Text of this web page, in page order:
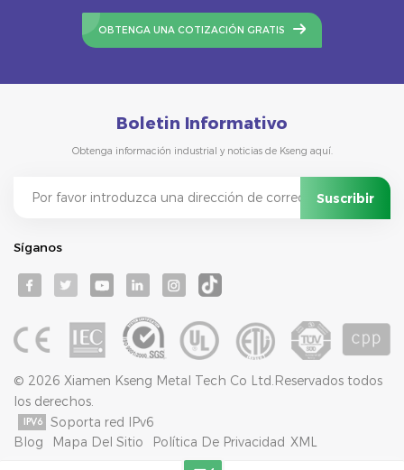
OBTENGA UNA COTIZACIÓN GRATIS
Boletin Informativo
Obtenga información industrial y noticias de Kseng aquí.
Síganos
© 2026 Xiamen Kseng Metal Tech Co Ltd.Reservados todos
los derechos.
Soporta red IPv6
Blog
Mapa Del Sitio Política De Privacidad XML